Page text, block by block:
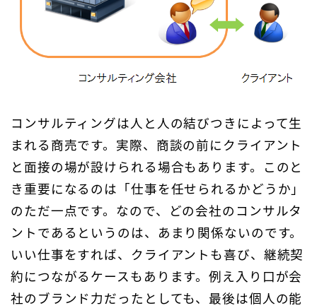
コンサルティングは人と人の結びつきによって生
まれる商売です。実際、商談の前にクライアント
と面接の場が設けられる場合もあります。このと
き重要になるのは「仕事を任せられるかどうか」
のただ一点です。なので、どの会社のコンサルタ
ントであるというのは、あまり関係ないのです。
いい仕事をすれば、クライアントも喜び、継続契
約につながるケースもあります。例え入り口が会
社のブランド力だったとしても、最後は個人の能